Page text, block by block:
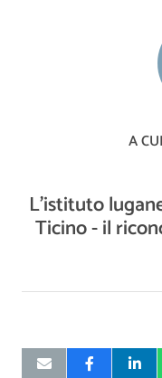
A
L'istituto
Ticino - il